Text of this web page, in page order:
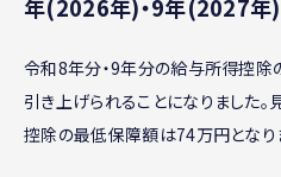
年(2026年)・9年(2027年)
令和8年分・9年分の給与所得控除
引き上げられることになりました
控除の最低保障額は74万円となり